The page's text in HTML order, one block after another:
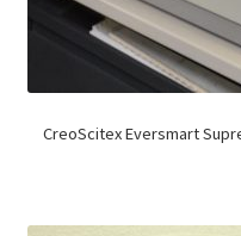
CreoScitex Eversmart